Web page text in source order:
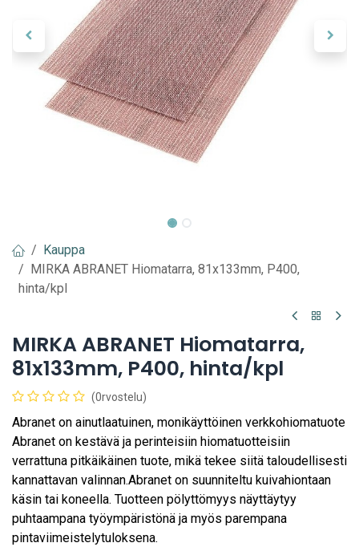
Kauppa
MIRKA ABRANET Hiomatarra, 81x133mm, P400,
hinta/kpl
MIRKA ABRANET Hiomatarra,
81x133mm, P400, hinta/kpl
(0rvostelu)
Abranet on ainutlaatuinen, monikäyttöinen verkkohiomatuote
Abranet on kestävä ja perinteisiin hiomatuotteisiin
verrattuna pitkäikäinen tuote, mikä tekee siitä taloudellisesti
kannattavan valinnan.Abranet on suunniteltu kuivahiontaan
käsin tai koneella. Tuotteen pölyttömyys näyttäytyy
puhtaampana työympäristönä ja myös parempana
pintaviimeistelytuloksena.